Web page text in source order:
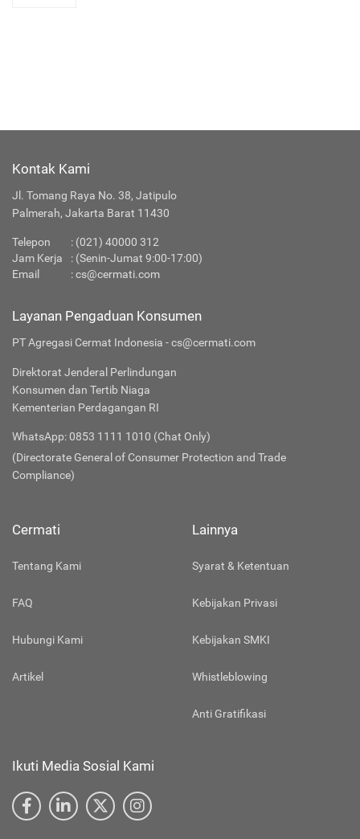
Kontak Kami
Jl. Tomang Raya No. 38, Jatipulo
Palmerah, Jakarta Barat 11430
Telepon : (021) 40000 312
Jam Kerja
: (Senin-Jumat 9:00-17:00)
Email
:cs@cermati.com
Layanan Pengaduan Konsumen
PT Agregasi Cermat Indonesia - cs@cermati.com
Direktorat Jenderal Perlindungan
Konsumen dan Tertib Niaga
Kementerian Perdagangan RI
WhatsApp: 0853 1111 1010 (Chat Only)
(Directorate General of Consumer Protection and Trade
Compliance)
Cermati
Tentang Kami
FAQ
Hubungi Kami
Artikel
Lainnya
Syarat & Ketentuan
Kebijakan Privasi
Kebijakan SMKI
Whistleblowing
Anti Gratifikasi
Ikuti Media Sosial Kami